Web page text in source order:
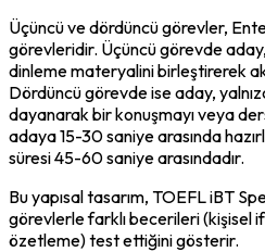
Üçüncü ve dördüncü görevler,
görevleridir. Üçüncü görevde
dinleme materyalini birleştirerek
Dördüncü görevde ise aday,
dayanarak bir konuşmayı veya
adaya 15-30 saniye arasında
süresi 45-60 saniye arasındadır.
Bu yapısal tasarım, TOEFL iBT
görevlerle farklı becerileri (kişisel
özetleme) test ettiğini gösterir.